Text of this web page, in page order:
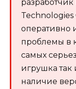
Technologies
оперативно
проблемы в
самых
игрушка так
наличие